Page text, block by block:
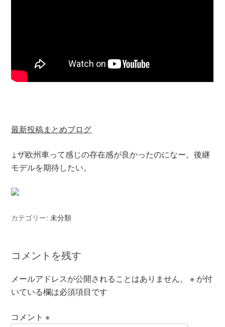
最新投稿まとめブログ
↓ザ欧州車って感じの存在感が良かったのになー。後継
モデルを期待したい。
カテゴリー:未分類
コメントを残す
メールアドレスが公開されることはありません。 ※ が付
いている欄は必須項目です
コメント※